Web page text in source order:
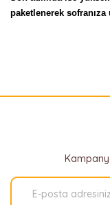
paketlenerek sofranıza